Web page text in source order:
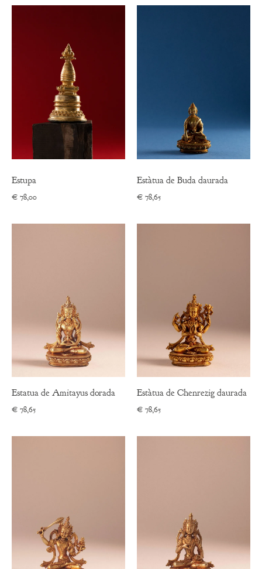
Estupa
€ 78,00
Estàtua de Buda daurada
€ 78,65
Estatua de Amitayus dorada
€ 78,65
Estàtua de Chenrezig daurada
€ 78,65